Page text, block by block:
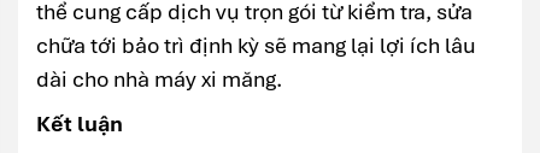
thể cung cấp dịch vụ trọn gói từ kiểm tra, sửa
chữa tới bảo trì định kỳ sẽ mang lại lợi ích lâu
dài cho nhà máy xi măng.
Kết luận